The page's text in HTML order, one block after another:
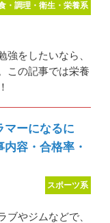
・調理・衛生・栄養系
強をしたいなら、
この記事では栄養
マーになるに
容・合格率・
スポーツ系
ブやジムなどで、